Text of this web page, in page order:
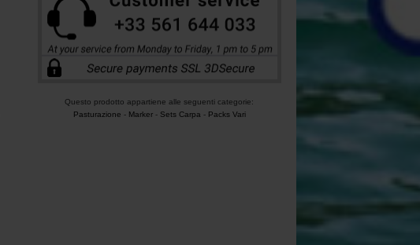
Questo prodotto appartiene alle seguenti categorie:
Pasturazione - Marker- Sets Carpa - Packs Vari